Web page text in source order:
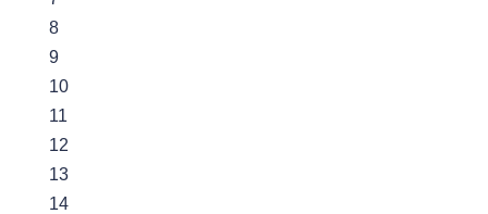
8
9
10
11
12
13
14